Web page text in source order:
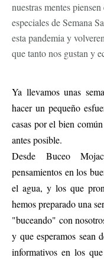
nuestras mentes
especiales de Semana
esta pandemia y
que tanto nos gustan y
Ya llevamos unas
hacer un pequeño
casas por el bien
antes posible.
Desde Buceo
pensamientos en los
el agua, y los que
hemos preparado una
"buceando" con
y que esperamos sean
informativos en los